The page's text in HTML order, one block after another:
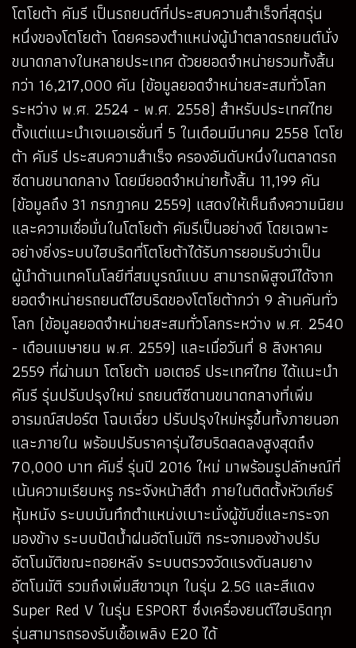
โตโยต้า คัมรี เป็นรถยนต์ที่ประสบความสำเร็จที่สุดรุ่น
หนึ่งของโตโยต้า โดยครองตำแหน่งผู้นำตลาดรถยนต์นั่ง
ขนาดกลางในหลายประเทศ ด้วยยอดจำหน่ายรวมทั้งสิ้น
กว่า 16,217,000 คัน (ข้อมูลยอดจำหน่ายสะสมทั่วโลก
ระหว่าง พ.ศ. 2524 - พ.ศ. 2558) สำหรับประเทศไทย
ตั้งแต่แนะนำเจเนอเรชั่นที่ 5 ในเดือนมีนาคม 2558 โตโย
ต้า คัมรี ประสบความสำเร็จ ครองอันดับหนึ่งในตลาดรถ
ซีดานขนาดกลาง โดยมียอดจำหน่ายทั้งสิ้น 11,199 คัน
(ข้อมูลถึง 31 กรกฎาคม 2559) แสดงให้เห็นถึงความนิยม
และความเชื่อมั่นในโตโยต้า คัมรีเป็นอย่างดี โดยเฉพาะ
อย่างยิ่งระบบไฮบริดที่โตโยต้าได้รับการยอมรับว่าเป็น
ผู้นำด้านเทคโนโลยีที่สมบูรณ์แบบ สามารถพิสูจน์ได้จาก
ยอดจำหน่ายรถยนต์ไฮบริดของโตโยต้ากว่า 9 ล้านคันทั่ว
โลก (ข้อมูลยอดจำหน่ายสะสมทั่วโลกระหว่าง พ.ศ. 2540
- เดือนเมษายน พ.ศ. 2559) และเมื่อวันที่ 8 สิงหาคม
2559 ที่ผ่านมา โตโยต้า มอเตอร์ ประเทศไทย ได้แนะนำ
คัมรี รุ่นปรับปรุงใหม่ รถยนต์ซีดานขนาดกลางที่เพิ่ม
อารมณ์สปอร์ต โฉบเฉี่ยว ปรับปรุงใหม่หรูขึ้นทั้งภายนอก
และภายใน พร้อมปรับราคารุ่นไฮบริดลดลงสูงสุดถึง
70,000 บาท คัมรี่ รุ่นปี 2016 ใหม่ มาพร้อมรูปลักษณ์ที่
เน้นความเรียบหรู กระจังหน้าสีดำ ภายในติดตั้งหัวเกียร์
หุ้มหนัง ระบบบันทึกตำแหน่งเบาะนั่งผู้ขับขี่และกระจก
มองข้าง ระบบปัดน้ำฝนอัตโนมัติ กระจกมองข้างปรับ
อัตโนมัติขณะถอยหลัง ระบบตรวจวัดแรงดันลมยาง
อัตโนมัติ รวมถึงเพิ่มสีขาวมุก ในรุ่น 2.5G และสีแดง
Super Red V ในรุ่น ESPORT ซึ่งเครื่องยนต์ไฮบริดทุก
รุ่นสามารถรองรับเชื้อเพลิง E20 ได้